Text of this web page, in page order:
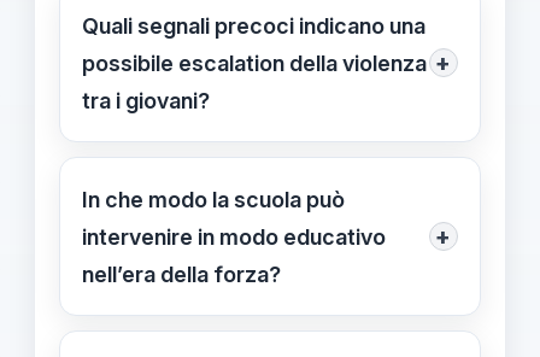
Quali segnali precoci indicano una
possibile escalation della violenza
tra i giovani?
+
Segnali precoci: cambiamenti
comportamentali, isolamento, litigi
frequenti e consumo eccessivo di
alcol o droghe. Rileva e documenta
In che modo la scuola può
intervenire in modo educativo
nell’era della forza?
+
Intervenire con equilibrio tra controllo